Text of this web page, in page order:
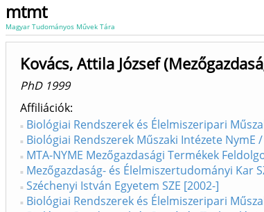
mtmt
Magyar Tudományos Művek Tára
Kovács, Attila József
PhD 1999
Affiliációk
Biológiai Rendszerek és Élelmiszeripari
Biológiai Rendszerek Műszaki Intézete NymE
MTA-NYME Mezőgazdasági Termékek
Mezőgazdaság- és Élelmiszertudományi Kar
Széchenyi István Egyetem SZE [2002-]
Biológiai Rendszerek és Élelmiszeripari